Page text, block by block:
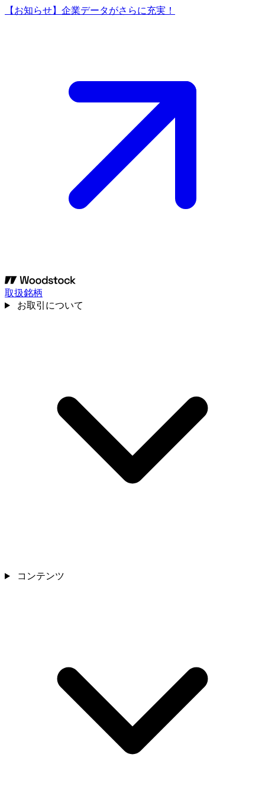
【お知らせ】企業データがさらに充実！
取扱銘柄
お取引について
コンテンツ